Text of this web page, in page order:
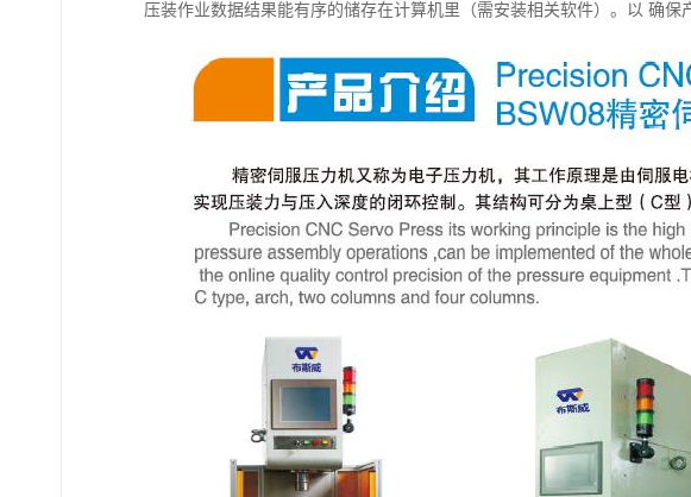
压装作业数据结果能有序的储存在计算机里（需安装相关软件）。以 确保